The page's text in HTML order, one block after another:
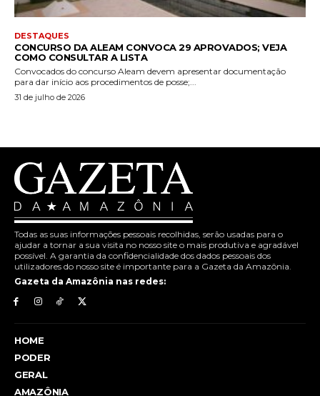
DESTAQUES
CONCURSO DA ALEAM CONVOCA 29 APROVADOS; VEJA
COMO CONSULTAR A LISTA
Convocados do concurso Aleam devem apresentar documentação
para dar início aos procedimentos de posse;...
31 de julho de 2026
Todas as suas informações pessoais recolhidas, serão usadas para o
ajudar a tornar a sua visita no nosso site o mais produtiva e agradável
possível. A garantia da confidencialidade dos dados pessoais dos
utilizadores do nosso site é importante para a Gazeta da Amazônia.
Gazeta da Amazônia nas redes:
HOME
PODER
GERAL
AMAZÔNIA